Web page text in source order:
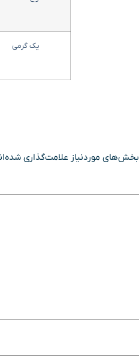
یک گرمی
بخش‌های موردنیاز علامت‌گذاری